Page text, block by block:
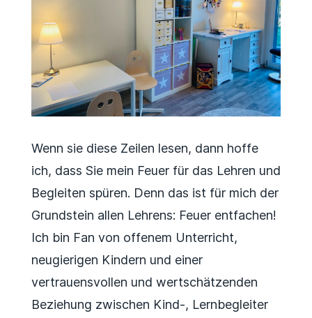
Wenn sie diese Zeilen lesen, dann hoffe
ich, dass Sie mein Feuer für das Lehren und
Begleiten spüren. Denn das ist für mich der
Grundstein allen Lehrens: Feuer entfachen!
Ich bin Fan von offenem Unterricht,
neugierigen Kindern und einer
vertrauensvollen und wertschätzenden
Beziehung zwischen Kind-, Lernbegleiter